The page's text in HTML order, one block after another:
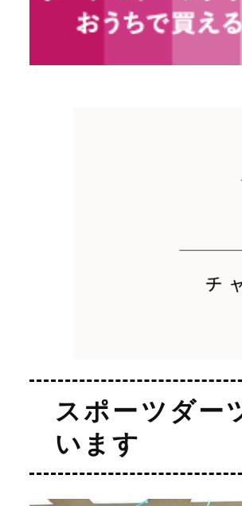
スポーツダー
います